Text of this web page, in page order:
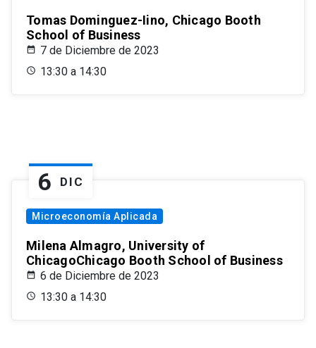
Tomas Dominguez-Iino, Chicago Booth
School of Business
7 de Diciembre de 2023
13:30 a 14:30
6 DIC
Microeconomía Aplicada
Milena Almagro, University of
ChicagoChicago Booth School of Business
6 de Diciembre de 2023
13:30 a 14:30